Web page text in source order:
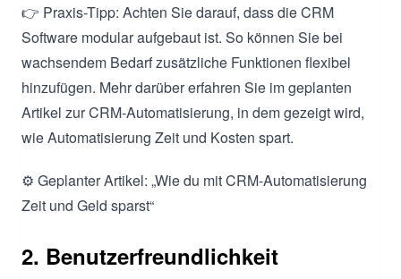
👉 Praxis-Tipp: Achten Sie darauf, dass die CRM
Software modular aufgebaut ist. So können Sie bei
wachsendem Bedarf zusätzliche Funktionen flexibel
hinzufügen. Mehr darüber erfahren Sie im geplanten
Artikel zur CRM-Automatisierung, in dem gezeigt wird,
wie Automatisierung Zeit und Kosten spart.
⚙️ Geplanter Artikel: „Wie du mit CRM-Automatisierung
Zeit und Geld sparst“
2. Benutzerfreundlichkeit